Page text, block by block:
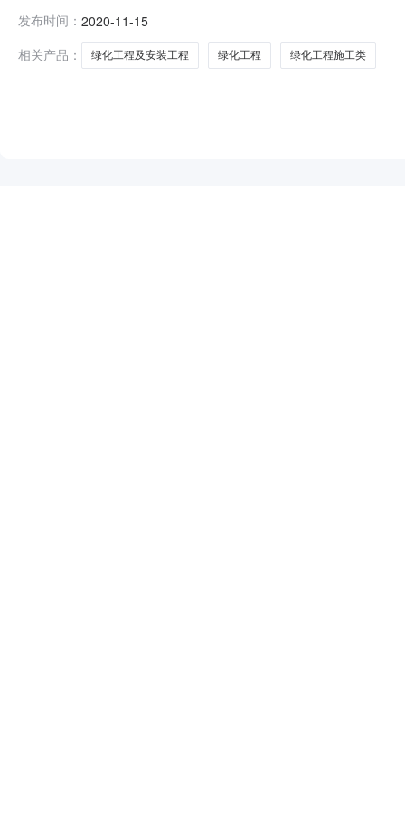
(标段名称)于2020年09月23日在荆州市电子招标投标交
发布时间： 2020-11-15
相关产品：
绿化工程及安装工程 绿化工程 绿化工程施工类